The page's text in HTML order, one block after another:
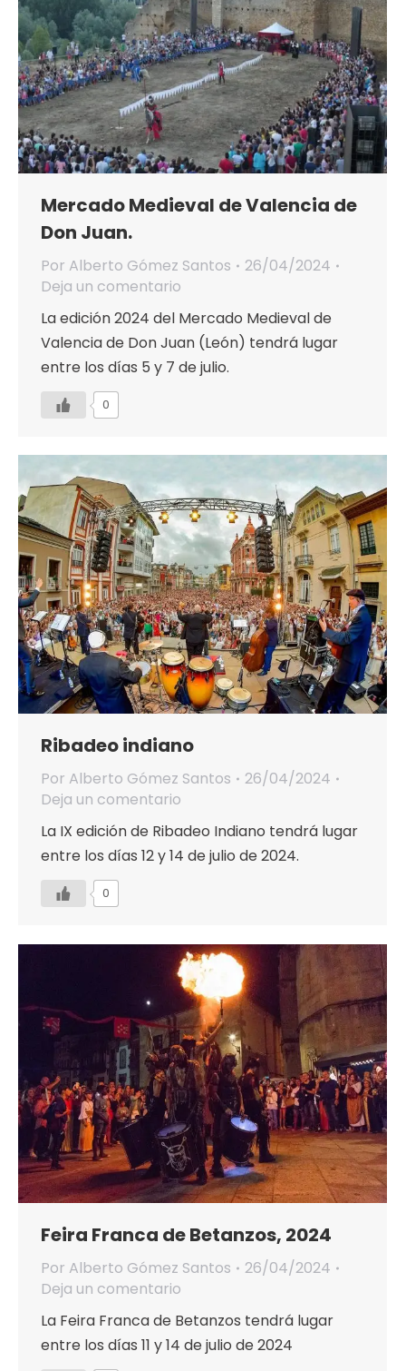
Mercado Medieval de Valencia de
Don Juan.
Por Alberto Gómez Santos
26/04/2024
Deja un comentario
La edición 2024 del Mercado Medieval de
Valencia de Don Juan (León) tendrá lugar
entre los días 5 y 7 de julio.
0
Ribadeo indiano
Por Alberto Gómez Santos
26/04/2024
Deja un comentario
La IX edición de Ribadeo Indiano tendrá lugar
entre los días 12 y 14 de julio de 2024.
0
Feira Franca de Betanzos, 2024
Por Alberto Gómez Santos
26/04/2024
Deja un comentario
La Feira Franca de Betanzos tendrá lugar
entre los días 11 y 14 de julio de 2024